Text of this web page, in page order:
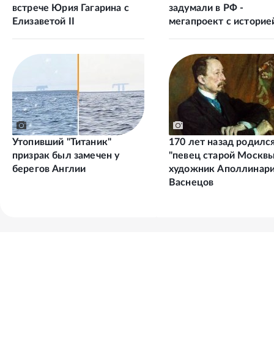
встрече Юрия Гагарина с
Елизаветой II
Утопивший "Титаник"
призрак был замечен у
берегов Англии
задумали в РФ -
мегапроект с
170 лет назад
"певец старой
художник
Васнецов